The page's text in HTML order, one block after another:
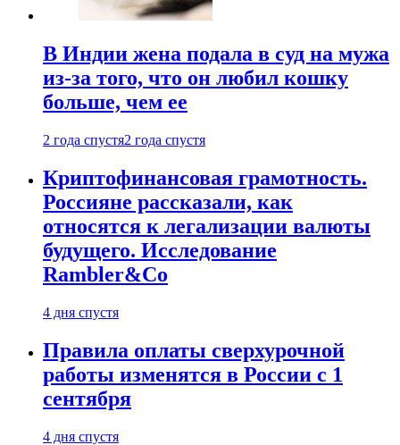
В Индии жена подала в суд на мужа
из-за того, что он любил кошку
больше, чем ее
2 года спустя2 года спустя
Криптофинансовая грамотность.
Россияне рассказали, как
относятся к легализации валюты
будущего. Исследование
Rambler&Co
4 дня спустя
Правила оплаты сверхурочной
работы изменятся в России с 1
сентября
4 дня спустя